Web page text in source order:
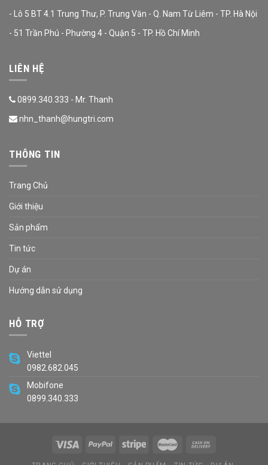
- Lô 5 BT 4.1 Trung Thư, P. Trung Văn - Q. Nam Từ Liêm - TP. Hà Nội
- 51 Trần Phú - Phường 4 - Quận 5 - TP. Hồ Chí Minh
LIÊN HỆ
0899.340.333 - Mr. Thanh
nhn_thanh@hungtri.com
THÔNG TIN
Trang Chủ
Giới thiệu
Sản phẩm
Tin tức
Dự án
Hướng dẫn sử dụng
HỖ TRỢ
Viettel
0982.682.045
Mobifone
0899.340.333